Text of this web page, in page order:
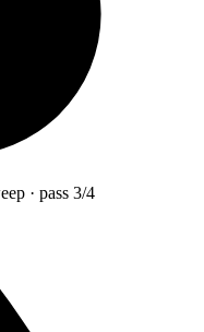
· pass 3/4